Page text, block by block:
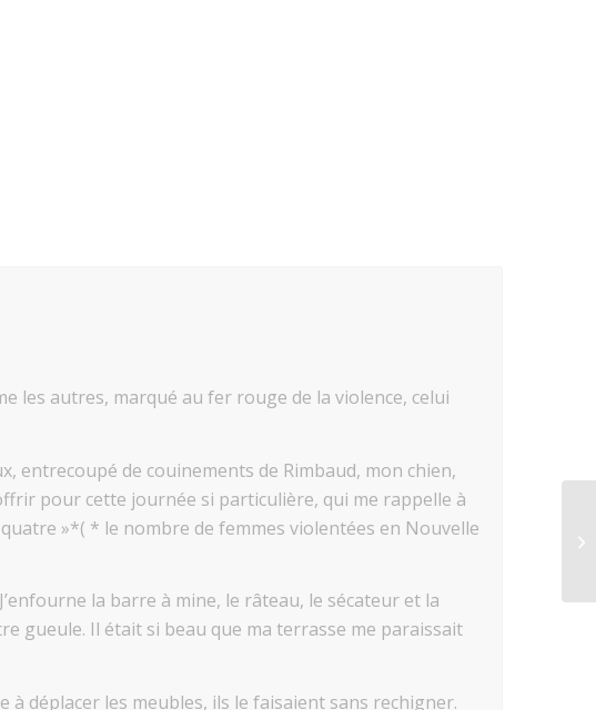
les autres, marqué au fer rouge de la violence, celui
entrecoupé de couinements de Rimbaud, mon chien,
pour cette journée si particulière, qui me rappelle à
»*( * le nombre de femmes violentées en Nouvelle
la barre à mine, le râteau, le sécateur et la
gueule. Il était si beau que ma terrasse me paraissait
à déplacer les meubles, ils le faisaient sans rechigner.